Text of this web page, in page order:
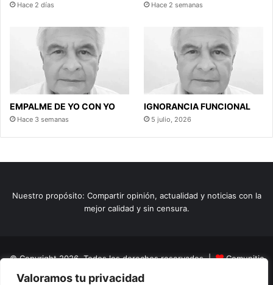
Valoramos tu privacidad
Hace 2 días Hace 2 semanas
EMPALME DE YO CON YO
Hace 3 semanas
IGNORANCIA FUNCIONAL
5 julio, 2026
Nuestro propósito: Compartir opinión, actualidad y noticias con la
mejor calidad y sin censura.
© Copyright 2026, Todos los derechos reservados |
Comunitic
SAS BICNit 901228106